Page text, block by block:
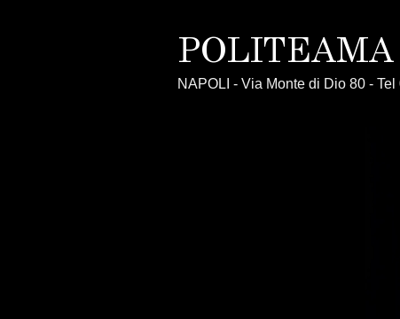
NAPOLI - Via Monte di Dio 80 -